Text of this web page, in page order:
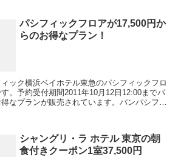
パシフィックフロアが17,500円か
らのお得なプラン！
ック横浜ベイホテル東急のパシフィックフロ
。予約受付期間2011年10月12日12:00までパ
なプランが販売されています。パンパシフィ
シャングリ・ラ ホテル 東京の朝
食付きクーポン1室37,500円